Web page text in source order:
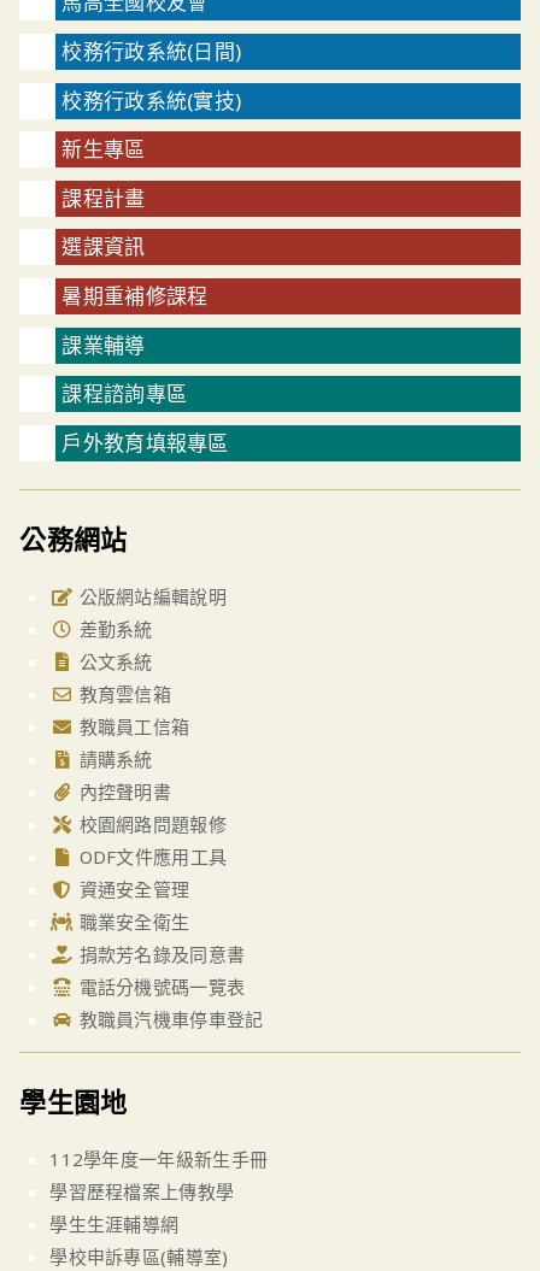
校務行政系統(日間)
校務行政系統(實技)
新生專區
課程計畫
選課資訊
暑期重補修課程
課業輔導
課程諮詢專區
戶外教育填報專區
公務網站
公版網站編輯說明
差勤系統
公文系統
教育雲信箱
教職員工信箱
請購系統
內控聲明書
校園網路問題報修
ODF文件應用工具
資通安全管理
職業安全衛生
捐款芳名錄及同意書
電話分機號碼一覽表
教職員汽機車停車登記
學生園地
112學年度一年級新生手冊
學習歷程檔案上傳教學
學生生涯輔導網
學校申訴專區(輔導室)